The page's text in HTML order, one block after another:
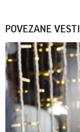
POVEZANE VESTI